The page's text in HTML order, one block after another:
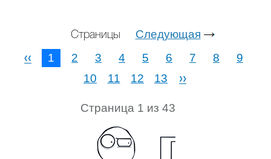
Страницы
Следующая
1
2 3 4 5 6 7 8
9
10
11 12 13
Страница 1 из 43